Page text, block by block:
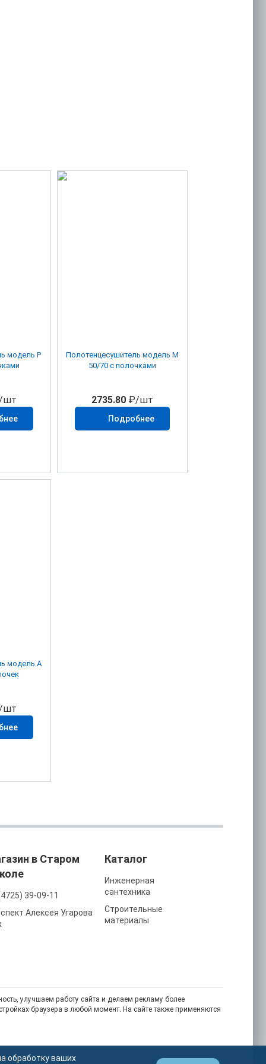
модель P
Полотенцесушитель модель M
50/70 с полочками
2735.80 ₽/шт
Подробнее
модель A
в Старом
39-09-11
Алексея Угарова
Каталог
Инженерная
сантехника
Строительные
материалы
улучшаем работу сайта и делаем рекламу более
браузера в любой момент. На сайте также применяются
обработку ваших